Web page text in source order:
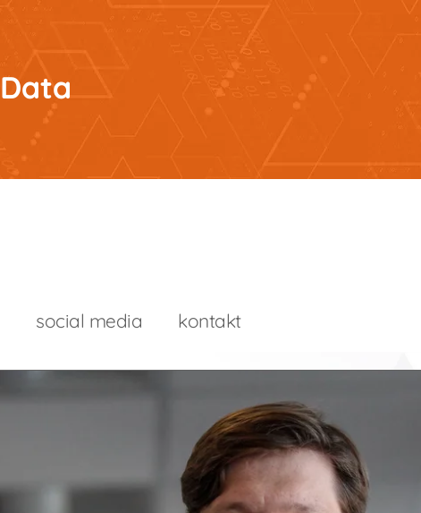
social media kontakt